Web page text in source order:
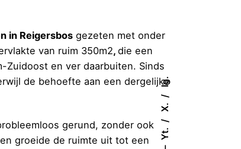
Yt.
X.
Ig.
in Reigersbos gezeten met onder
van ruim 350m2,die een
Zuidoost en ver daarbuiten. Sinds
de behoefte aan een dergelijke
gerund, zonder ook
groeide de ruimte uit tot een